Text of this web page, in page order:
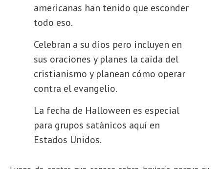
americanas han tenido que esconder
todo eso.
Celebran a su dios pero incluyen en
sus oraciones y planes la caída del
cristianismo y planean cómo operar
contra el evangelio.
La fecha de Halloween es especial
para grupos satánicos aquí en
Estados Unidos.